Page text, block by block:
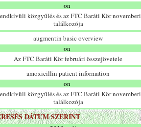
on
közgyűlés és az FTC Baráti Kör novemberi
találkozója
augmentin basic overview
on
Az FTC Baráti Kör februári összejövetele
amoxicillin patient information
on
közgyűlés és az FTC Baráti Kör novemberi
találkozója
DÁTUM SZERINT